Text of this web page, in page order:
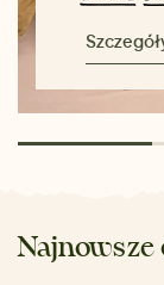
Najnowsze